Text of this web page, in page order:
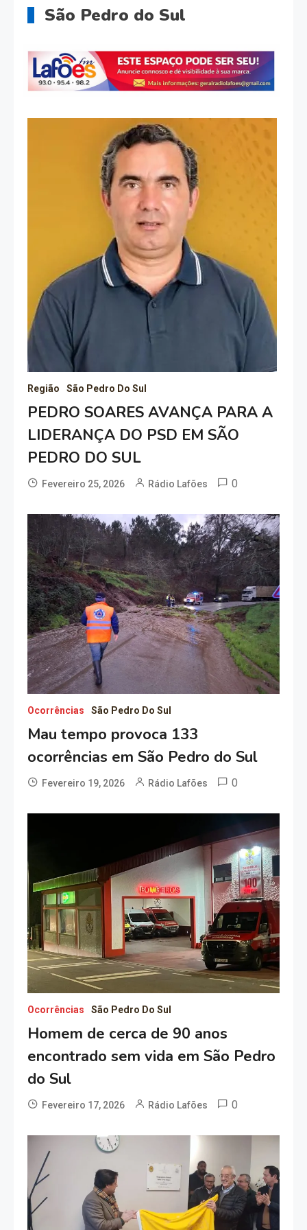
São Pedro do Sul
Região São Pedro Do Sul
PEDRO SOARES AVANÇA PARA A
LIDERANÇA DO PSD EM SÃO
PEDRO DO SUL
Fevereiro 25, 2026 Rádio Lafões 0
Ocorrências São Pedro Do Sul
Mau tempo provoca 133
ocorrências em São Pedro do Sul
Fevereiro 19, 2026 Rádio Lafões 0
Ocorrências São Pedro Do Sul
Homem de cerca de 90 anos
encontrado sem vida em São Pedro
do Sul
Fevereiro 17, 2026 Rádio Lafões 0